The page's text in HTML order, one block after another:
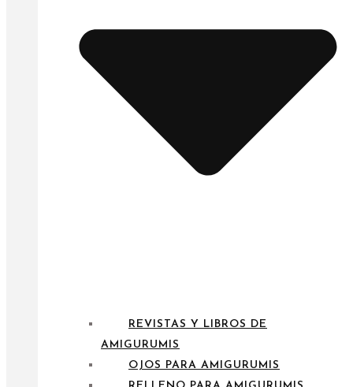
REVISTAS Y LIBROS DE
AMIGURUMIS
OJOS PARA AMIGURUMIS